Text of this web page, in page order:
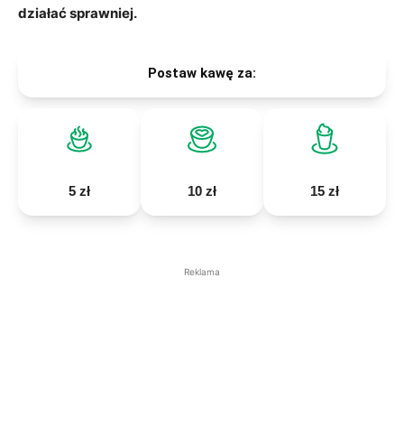
działać sprawniej.
Postaw kawę za:
5 zł 10 zł 15 zł
Reklama